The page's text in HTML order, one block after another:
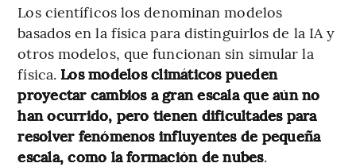
Los científicos los denominan modelos
basados en la física para distinguirlos de la IA y
otros modelos, que funcionan sin simular la
física. Los modelos climáticos pueden
proyectar cambios a gran escala que aún no
han ocurrido, pero tienen dificultades para
resolver fenómenos influyentes de pequeña
escala, como la formación de nubes.